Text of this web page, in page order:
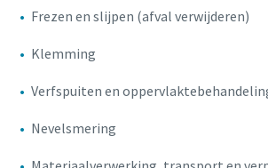
weten
Ontdek het zelf
Frezen en slijpen (afval verwijderen)
Klemming
Verfspuiten en
Nevelsmering